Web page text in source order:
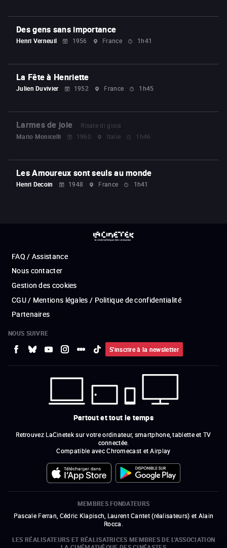
Des gens sans importance
Henri Verneuil 1956 France 1h41
La Fête à Henriette
Julien Duvivier 1952 France 1h45
Larmes de joie
Risate di gioia
Mario Monicelli
1960 Italie 1h46
Les Amoureux sont seuls au monde
Henri Decoin 1948 France 1h41
FAQ / Assistance
Nous contacter
Gestion des cookies
CGU / Mentions légales / Politique de confidentialité
Partenaires
NOUS SUIVRE
S'inscrire à la newsletter
Partout et tout le temps
Retrouvez LaCinetek sur votre ordinateur, smartphone, tablette et TV
connectée.
Compatible avec Chromecast et Airplay
MEMBRES FONDATEURS
Pascale Ferran, Cédric Klapisch, Laurent Cantet (réalisateurs) et Alain
Rocca.
LES RÉALISATEURS ET RÉALISATRICES MEMBRES DE L'ASSOCIATION